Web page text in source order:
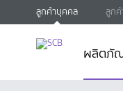
ลูกค้าบุคคล ลูกค้
ผลิตภั